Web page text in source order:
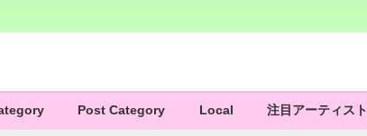
Post Category Local 注目アーティスト